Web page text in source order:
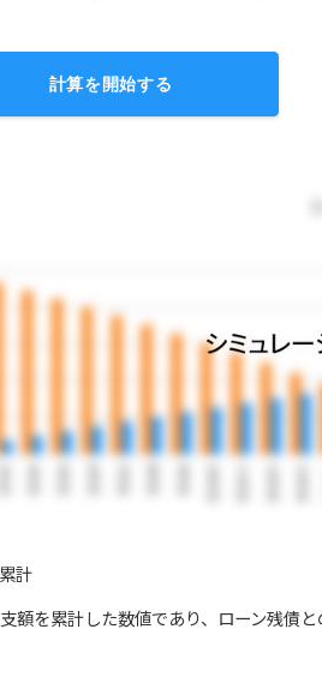
計算を開始する
計
額を累計した数値であり、ローン残債と